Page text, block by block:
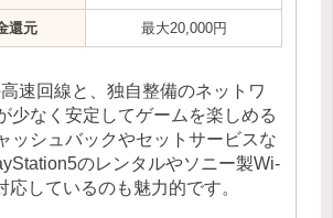
還元 最大20,000円
速回線と、独自整備のネットワ
少なく安定してゲームを楽しめる
ッシュバックやセットサービスな
のレンタルやソニー製Wi-
応しているのも魅力的です。